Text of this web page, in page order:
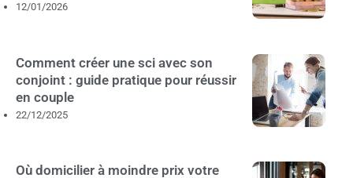
12/01/2026
Comment créer une sci avec son
conjoint : guide pratique pour réussir
en couple
22/12/2025
Où domicilier à moindre prix votre